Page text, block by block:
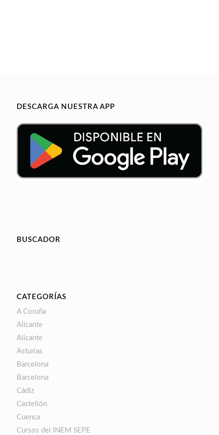
DESCARGA NUESTRA APP
BUSCADOR
CATEGORÍAS
A Coruña
Alicante
Alicante
Asturias
Barcelona
Barcelona
Cádiz
Castellón
Cuenca
Cursos del INEM SEPE